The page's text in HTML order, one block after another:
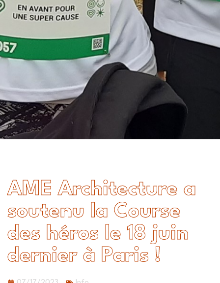
AME Architecture a
soutenu la Course
des héros le 18 juin
dernier à Paris !